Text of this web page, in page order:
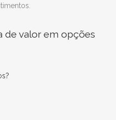
de valor em opções